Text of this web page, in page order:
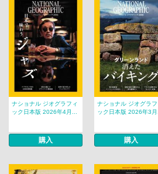
ナショナル ジオグラフィ
ック日本版 2026年4月...
購入
ナショナル ジオグラフ
ック日本版 2026年3月
購入